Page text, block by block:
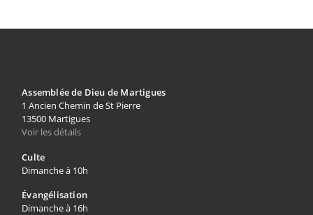
Assemblée de Dieu de Martigues
1 Ancien Chemin de St Pierre
13500 Martigues
Voir les détails
Culte
Dimanche à 10h
Évangélisation
Dimanche à 16h